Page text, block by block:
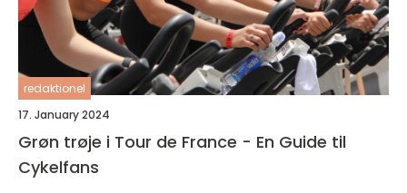
redaktionel
17. January 2024
Grøn trøje i Tour de France - En Guide til
Cykelfans